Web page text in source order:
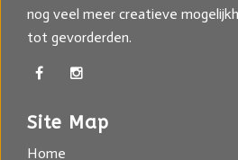
nog veel meer creatieve
tot gevorderden.
Site Map
Home